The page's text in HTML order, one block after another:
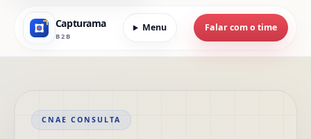
Capturama
B2B
Menu Falar com o time
CNAE CONSULTA